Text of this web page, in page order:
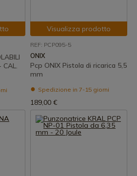
CAL.
Visualizza prodotto
REF: PCP095-5
ONIX
Pcp ONIX Pistola di ricarica 5,5
mm
Spedizione in 7-15 giorni
189,00 €